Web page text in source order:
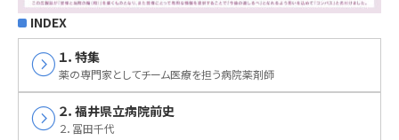
INDEX
expand_circle_right １．特集
薬の専門家としてチーム医療を担う病院薬剤師
expand_circle_right ２．福井県立病院前史
２．冨田千代